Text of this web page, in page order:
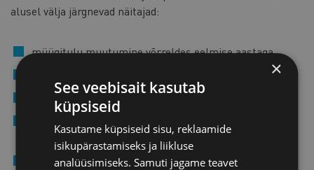
alusel välja järgnevad näitajad:
müügitulu muutumine võrreldes eelmise aastaga,
omakapitali rentaablus,
keskmine tööjõukulu 1 töötaja kohta aruandeaastal
kuus,
tootlikkus 1 töötaja kohta aastas,
×
See veebisait kasutab
küpsiseid
Kasutame küpsiseid sisu, reklaamide
isikupärastamiseks ja liikluse
analüüsimiseks. Samuti jagame teavet